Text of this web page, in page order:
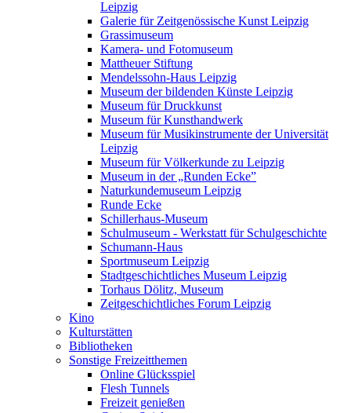
Leipzig
Galerie für Zeitgenössische Kunst Leipzig
Grassimuseum
Kamera- und Fotomuseum
Mattheuer Stiftung
Mendelssohn-Haus Leipzig
Museum der bildenden Künste Leipzig
Museum für Druckkunst
Museum für Kunsthandwerk
Museum für Musikinstrumente der Universität
Leipzig
Museum für Völkerkunde zu Leipzig
Museum in der „Runden Ecke”
Naturkundemuseum Leipzig
Runde Ecke
Schillerhaus-Museum
Schulmuseum - Werkstatt für Schulgeschichte
Schumann-Haus
Sportmuseum Leipzig
Stadtgeschichtliches Museum Leipzig
Torhaus Dölitz, Museum
Zeitgeschichtliches Forum Leipzig
Kino
Kulturstätten
Bibliotheken
Sonstige Freizeitthemen
Online Glücksspiel
Flesh Tunnels
Freizeit genießen